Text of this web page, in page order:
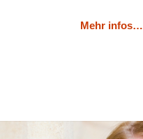
Mehr infos…